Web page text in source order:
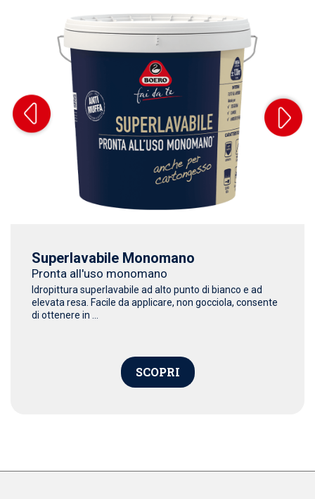
Superlavabile Monomano
Pronta all'uso monomano
Idropittura superlavabile ad alto punto di bianco e ad
elevata resa. Facile da applicare, non gocciola, consente
di ottenere in ...
SCOPRI